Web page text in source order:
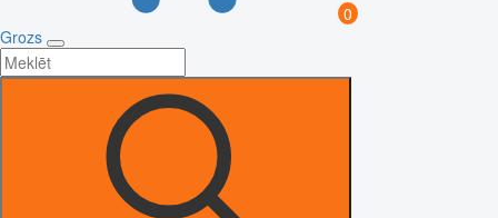
0
Grozs